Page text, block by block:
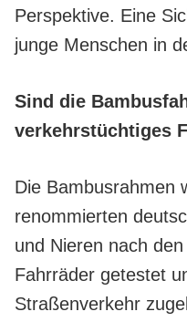
Perspektive. Eine
junge Menschen in
Sind die
verkehrstüchtiges
Die Bambusrahmen
renommierten
und Nieren nach
Fahrräder getestet
Straßenverkehr